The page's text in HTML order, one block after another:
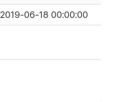
2019-06-18 00:00:00